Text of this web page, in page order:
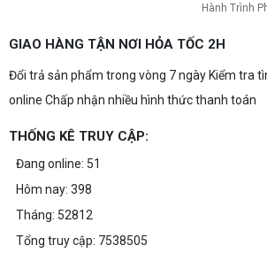
Hành Trình
GIAO HÀNG TẬN NƠI HỎA TỐC 2H
Đổi trả sản phẩm trong vòng 7 ngày Kiểm tra
online Chấp nhận nhiều hình thức thanh toán
THỐNG KÊ TRUY CẬP:
Đang online: 51
Hôm nay: 398
Tháng: 52812
Tổng truy cập: 7538505